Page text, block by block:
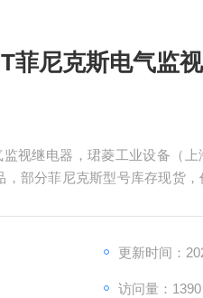
菲尼克斯电气监
视继电器，珺菱工业设备（上
部分菲尼克斯型号库存现货，
更新时间：
访问量：1390